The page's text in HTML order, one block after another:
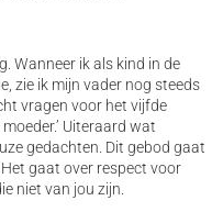
Wanneer ik als kind in de
zie ik mijn vader nog steeds
vragen voor het vijfde
Uiteraard wat
gedachten. Dit gebod gaat
gaat over respect voor
niet van jou zijn.